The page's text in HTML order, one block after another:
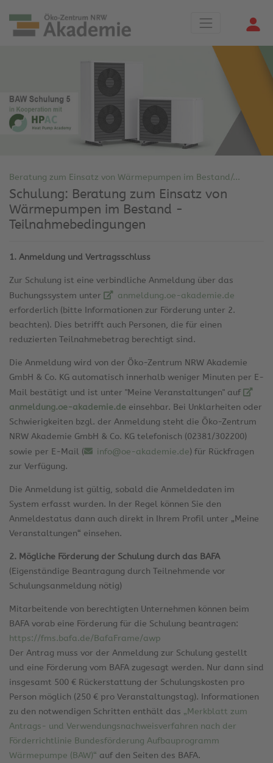
Beratung zum Einsatz von Wärmepumpen im Bestand/...
Schulung: Beratung zum Einsatz von
Wärmepumpen im Bestand -
Teilnahmebedingungen
1. Anmeldung und Vertragsschluss
Zur Schulung ist eine verbindliche Anmeldung über das
Buchungssystem unter
anmeldung.oe-akademie.de
erforderlich (bitte Informationen zur Förderung unter 2.
beachten). Dies betrifft auch Personen, die für einen
reduzierten Teilnahmebetrag berechtigt sind.
Die Anmeldung wird von der Öko-Zentrum NRW Akademie
GmbH & Co. KG automatisch innerhalb weniger Minuten per E-
Mail bestätigt und ist unter "Meine Veranstaltungen" auf
anmeldung.oe-akademie.de einsehbar. Bei Unklarheiten oder
Schwierigkeiten bzgl. der Anmeldung steht die Öko-Zentrum
NRW Akademie GmbH & Co. KG telefonisch (02381/302200)
sowie per E-Mail (
info@oe-akademie.de) für Rückfragen
zur Verfügung.
Die Anmeldung ist gültig, sobald die Anmeldedaten im
System erfasst wurden. In der Regel können Sie den
Anmeldestatus dann auch direkt in Ihrem Profil unter „Meine
Veranstaltungen“ einsehen.
2. Mögliche Förderung der Schulung durch das BAFA
(Eigenständige Beantragung durch Teilnehmende vor
Schulungsanmeldung nötig)
Mitarbeitende von berechtigten Unternehmen können beim
BAFA vorab eine Förderung für die Schulung beantragen:
https://fms.bafa.de/BafaFrame/awp
Der Antrag muss vor der Anmeldung zur Schulung gestellt
und eine Förderung vom BAFA zugesagt werden. Nur dann sind
insgesamt 500 € Rückerstattung der Schulungskosten pro
Person möglich (250 € pro Veranstaltungstag). Informationen
zu den notwendigen Schritten enthält das „Merkblatt zum
Antrags- und Verwendungsnachweisverfahren nach der
Förderrichtlinie Bundesförderung Aufbauprogramm
Wärmepumpe (BAW)“ auf den Seiten des BAFA.